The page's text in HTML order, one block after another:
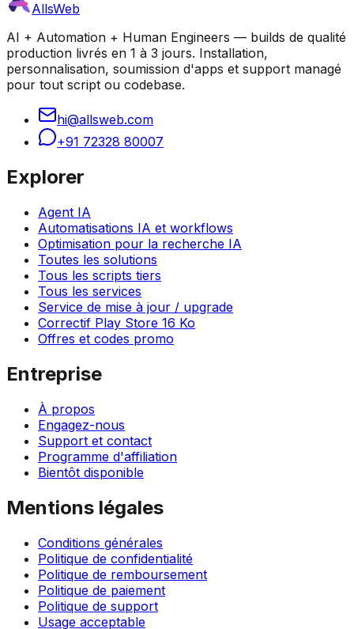
AllsWeb
AI + Automation + Human Engineers — builds de qualité
production livrés en 1 à 3 jours. Installation,
personnalisation, soumission d'apps et support managé
pour tout script ou codebase.
hi@allsweb.com
+91 72328 80007
Explorer
Agent IA
Automatisations IA et workflows
Optimisation pour la recherche IA
Toutes les solutions
Tous les scripts tiers
Tous les services
Service de mise à jour / upgrade
Correctif Play Store 16 Ko
Offres et codes promo
Entreprise
À propos
Engagez-nous
Support et contact
Programme d'affiliation
Bientôt disponible
Mentions légales
Conditions générales
Politique de confidentialité
Politique de remboursement
Politique de paiement
Politique de support
Usage acceptable